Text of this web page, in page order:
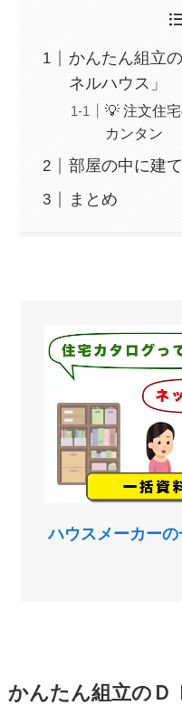
かんたん組立
ネルハウス」
💡 注文住
カンタン
部屋の中に建
まとめ
ハウスメーカー
かんたん組立のＤ